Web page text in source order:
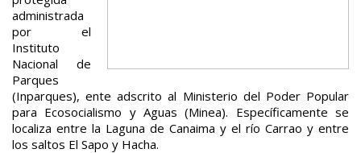
administrada
por el
Instituto
Nacional de
Parques
(Inparques), ente adscrito al Ministerio del Poder Popular
para Ecosocialismo y Aguas (Minea). Específicamente se
localiza entre la Laguna de Canaima​ y el río Carrao y entre
los saltos El Sapo y Hacha.